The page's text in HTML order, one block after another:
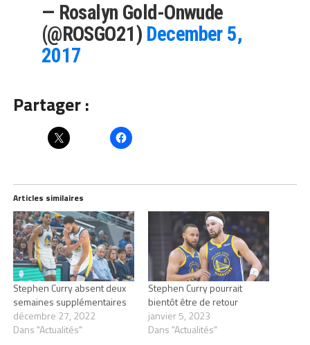
— Rosalyn Gold-Onwude
(@ROSGO21) December 5,
2017
Partager :
Articles similaires
Stephen Curry absent deux
semaines supplémentaires
décembre 27, 2022
Dans "Actualités"
Stephen Curry pourrait
bientôt être de retour
janvier 5, 2023
Dans "Actualités"